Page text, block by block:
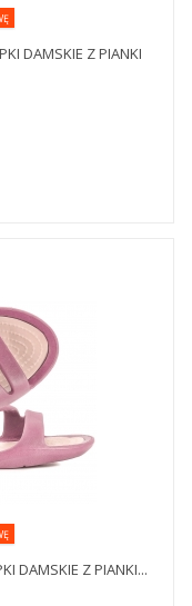
DAMSKIE Z PIANKI
DAMSKIE Z PIANKI...